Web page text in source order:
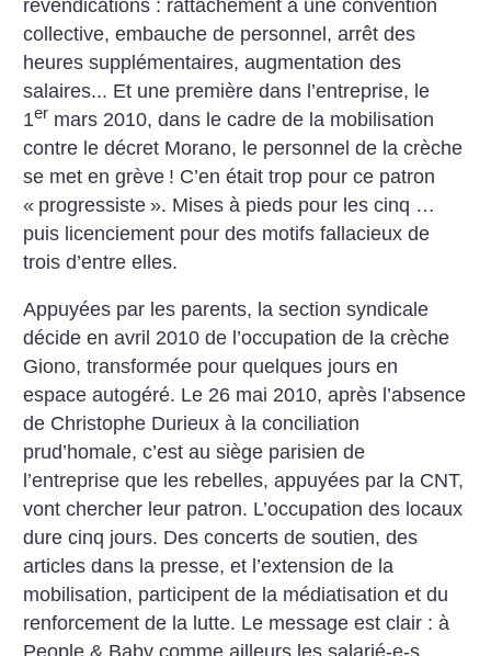
revendications : rattachement à une convention
collective, embauche de personnel, arrêt des
heures supplémentaires, augmentation des
salaires... Et une première dans l’entreprise, le
1er mars 2010, dans le cadre de la mobilisation
contre le décret Morano, le personnel de la crèche
se met en grève ! C’en était trop pour ce patron
« progressiste ». Mises à pieds pour les cinq …
puis licenciement pour des motifs fallacieux de
trois d’entre elles.
Appuyées par les parents, la section syndicale
décide en avril 2010 de l’occupation de la crèche
Giono, transformée pour quelques jours en
espace autogéré. Le 26 mai 2010, après l’absence
de Christophe Durieux à la conciliation
prud’homale, c’est au siège parisien de
l’entreprise que les rebelles, appuyées par la CNT,
vont chercher leur patron. L’occupation des locaux
dure cinq jours. Des concerts de soutien, des
articles dans la presse, et l’extension de la
mobilisation, participent de la médiatisation et du
renforcement de la lutte. Le message est clair : à